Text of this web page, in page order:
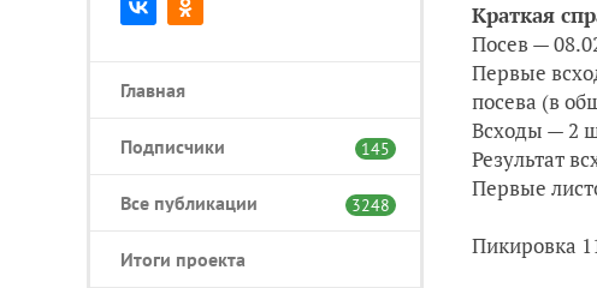
Главная
Подписчики 145
Все публикации 3248
Итоги проекта
Краткая
Посев —
Первые
посева (в
Всходы — 2
Результат
Первые
Пикировка